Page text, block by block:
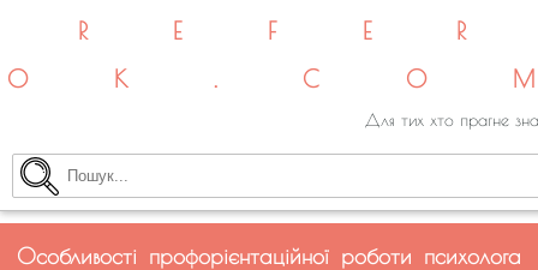
Для тих хто прагне
Особливості профорієнтаційної роботи психолога